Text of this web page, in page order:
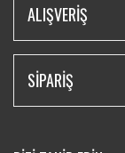
ALIŞVERİŞ
SİPARİŞ